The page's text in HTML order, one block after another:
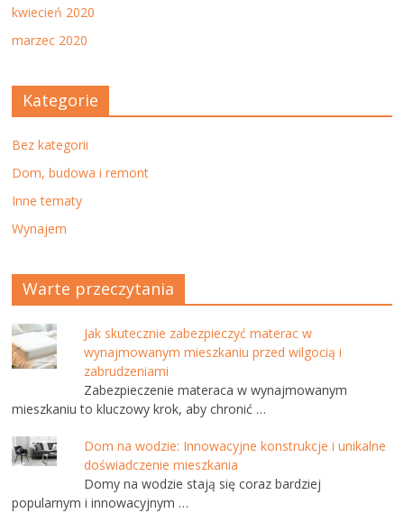
kwiecień 2020
marzec 2020
Kategorie
Bez kategorii
Dom, budowa i remont
Inne tematy
Wynajem
Warte przeczytania
Jak skutecznie zabezpieczyć materac w
wynajmowanym mieszkaniu przed wilgocią i
zabrudzeniami
Zabezpieczenie materaca w wynajmowanym
mieszkaniu to kluczowy krok, aby chronić …
Dom na wodzie: Innowacyjne konstrukcje i unikalne
doświadczenie mieszkania
Domy na wodzie stają się coraz bardziej
popularnym i innowacyjnym …